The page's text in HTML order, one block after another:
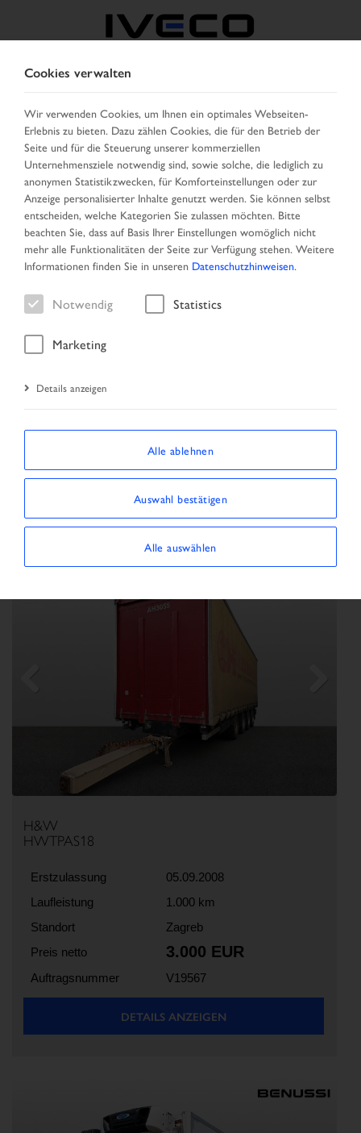
ÖSTERREICH
LAND AUSWÄHLEN SPRACHE ÄNDERN
Toggle
navigation
MENU
Ergebnisliste
Startseite Fahrzeugsuche
3 FAHRZEUGE WERDEN ANGEZEIGT
Filter anzeigen/ausblenden
Fahrzeugart:Auflieger ×
H&W
HWTPAS18
Erstzulassung
05.09.2008
Laufleistung
1.000 km
Standort
Zagreb
Preis netto
3.000 EUR
Auftragsnummer V19567
DETAILS ANZEIGEN
Cookies verwalten
Wir verwenden Cookies, um Ihnen ein optimales Webseiten-
Erlebnis zu bieten. Dazu zählen Cookies, die für den Betrieb der
Seite und für die Steuerung unserer kommerziellen
Unternehmensziele notwendig sind, sowie solche, die lediglich zu
anonymen Statistikzwecken, für Komforteinstellungen oder zur
Anzeige personalisierter Inhalte genutzt werden. Sie können selbst
entscheiden, welche Kategorien Sie zulassen möchten. Bitte
beachten Sie, dass auf Basis Ihrer Einstellungen womöglich nicht
mehr alle Funktionalitäten der Seite zur Verfügung stehen. Weitere
Informationen finden Sie in unseren Datenschutzhinweisen.
Notwendig Statistics
Marketing
Details anzeigen
Alle ablehnen
Auswahl bestätigen
Alle auswählen